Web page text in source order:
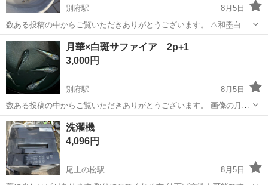
別府駅
8月5日
数ある投稿の中からご覧いただきありがとうございます。 ⚠️和墨白銀
三色ヒカリ、アースアイから出た選外20匹になります。 普通目、背曲
がり、サムライ因子による背鰭不良 稚魚〜 PayPay対応しておりま
す。
兵庫 加古川市 別府駅 その他
月華×白斑サファイア 2p+1
3,000円
別府駅
8月5日
数ある投稿の中からご覧いただきありがとうございます。 画像の月華
×白斑サファイアオス2メス3とさせて頂いております。 オス2メス3 シ
ョート 若魚〜 PayPay対応しております。
兵庫 加古川市 別府駅
洗濯機
4,096円
尾上の松駅
8月5日